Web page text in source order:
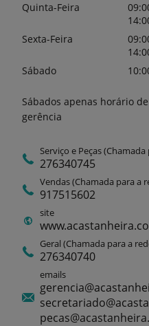
Quinta-Feira
Sexta-Feira
Sábado
Sábados apenas horário
gerência
Serviço e Peças
276340745
Vendas (Chamada para a
917515602
site
Geral (Chamada para a
276340740
emails